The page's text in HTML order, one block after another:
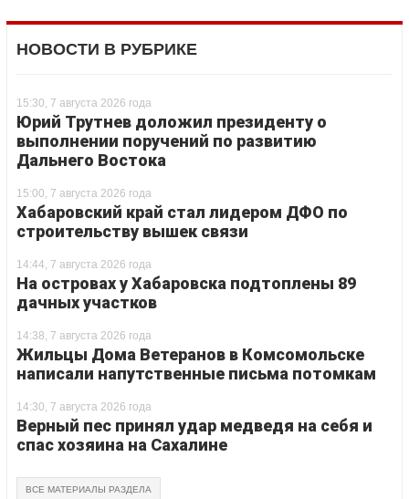
НОВОСТИ В РУБРИКЕ
15:30, 7 августа 2026 года
Юрий Трутнев доложил президенту о
выполнении поручений по развитию
Дальнего Востока
15:00, 7 августа 2026 года
Хабаровский край стал лидером ДФО по
строительству вышек связи
14:44, 7 августа 2026 года
На островах у Хабаровска подтоплены 89
дачных участков
14:38, 7 августа 2026 года
Жильцы Дома Ветеранов в Комсомольске
написали напутственные письма потомкам
14:30, 7 августа 2026 года
Верный пес принял удар медведя на себя и
спас хозяина на Сахалине
ВСЕ МАТЕРИАЛЫ РАЗДЕЛА